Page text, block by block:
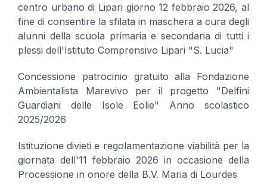
centro urbano di Lipari giorno 12 febbraio 2026, al
fine di consentire la sfilata in maschera a cura degli
alunni della scuola primaria e secondaria di tutti i
plessi dell'Istituto Comprensivo Lipari "S. Lucia"
Concessione patrocinio gratuito alla Fondazione
Ambientalista Marevivo per il progetto "Delfini
Guardiani delle Isole Eolie" Anno scolastico
2025/2026
Istituzione divieti e regolamentazione viabilità per la
giornata dell'11 febbraio 2026 in occasione della
Processione in onore della B.V. Maria di Lourdes